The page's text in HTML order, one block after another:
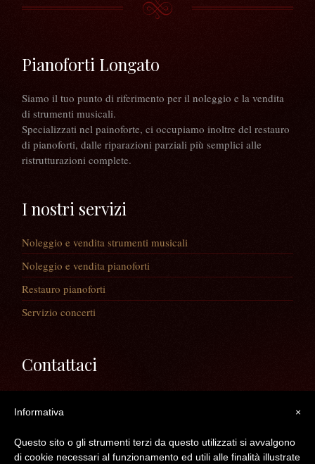
Pianoforti Longato
Siamo il tuo punto di riferimento per il noleggio e la vendita
di strumenti musicali.
Specializzati nel painoforte, ci occupiamo inoltre del restauro
di pianoforti, dalle riparazioni parziali più semplici alle
ristrutturazioni complete.
I nostri servizi
Noleggio e vendita strumenti musicali
Noleggio e vendita pianoforti
Restauro pianoforti
Servizio concerti
Contattaci
30020 Noventa di Piave (VE)
Mail: info@longatopianoforti.it
ORARI DEL NEGOZIO
×
Informativa
Questo sito o gli strumenti terzi da questo utilizzati si avvalgono
di cookie necessari al funzionamento ed utili alle finalità illustrate